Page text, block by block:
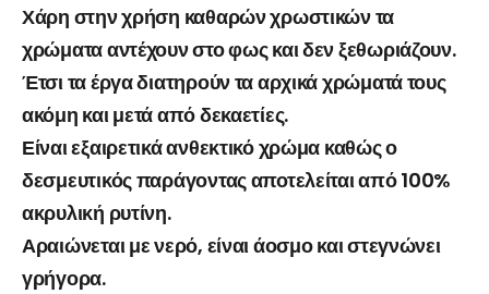
Χάρη στην χρήση καθαρών χρωστικών τα
χρώματα αντέχουν στο φως και δεν ξεθωριάζουν.
Έτσι τα έργα διατηρούν τα αρχικά χρώματά τους
ακόμη και μετά από δεκαετίες.
Είναι εξαιρετικά ανθεκτικό χρώμα καθώς ο
δεσμευτικός παράγοντας αποτελείται από 100%
ακρυλική ρυτίνη.
Αραιώνεται με νερό, είναι άοσμο και στεγνώνει
γρήγορα.